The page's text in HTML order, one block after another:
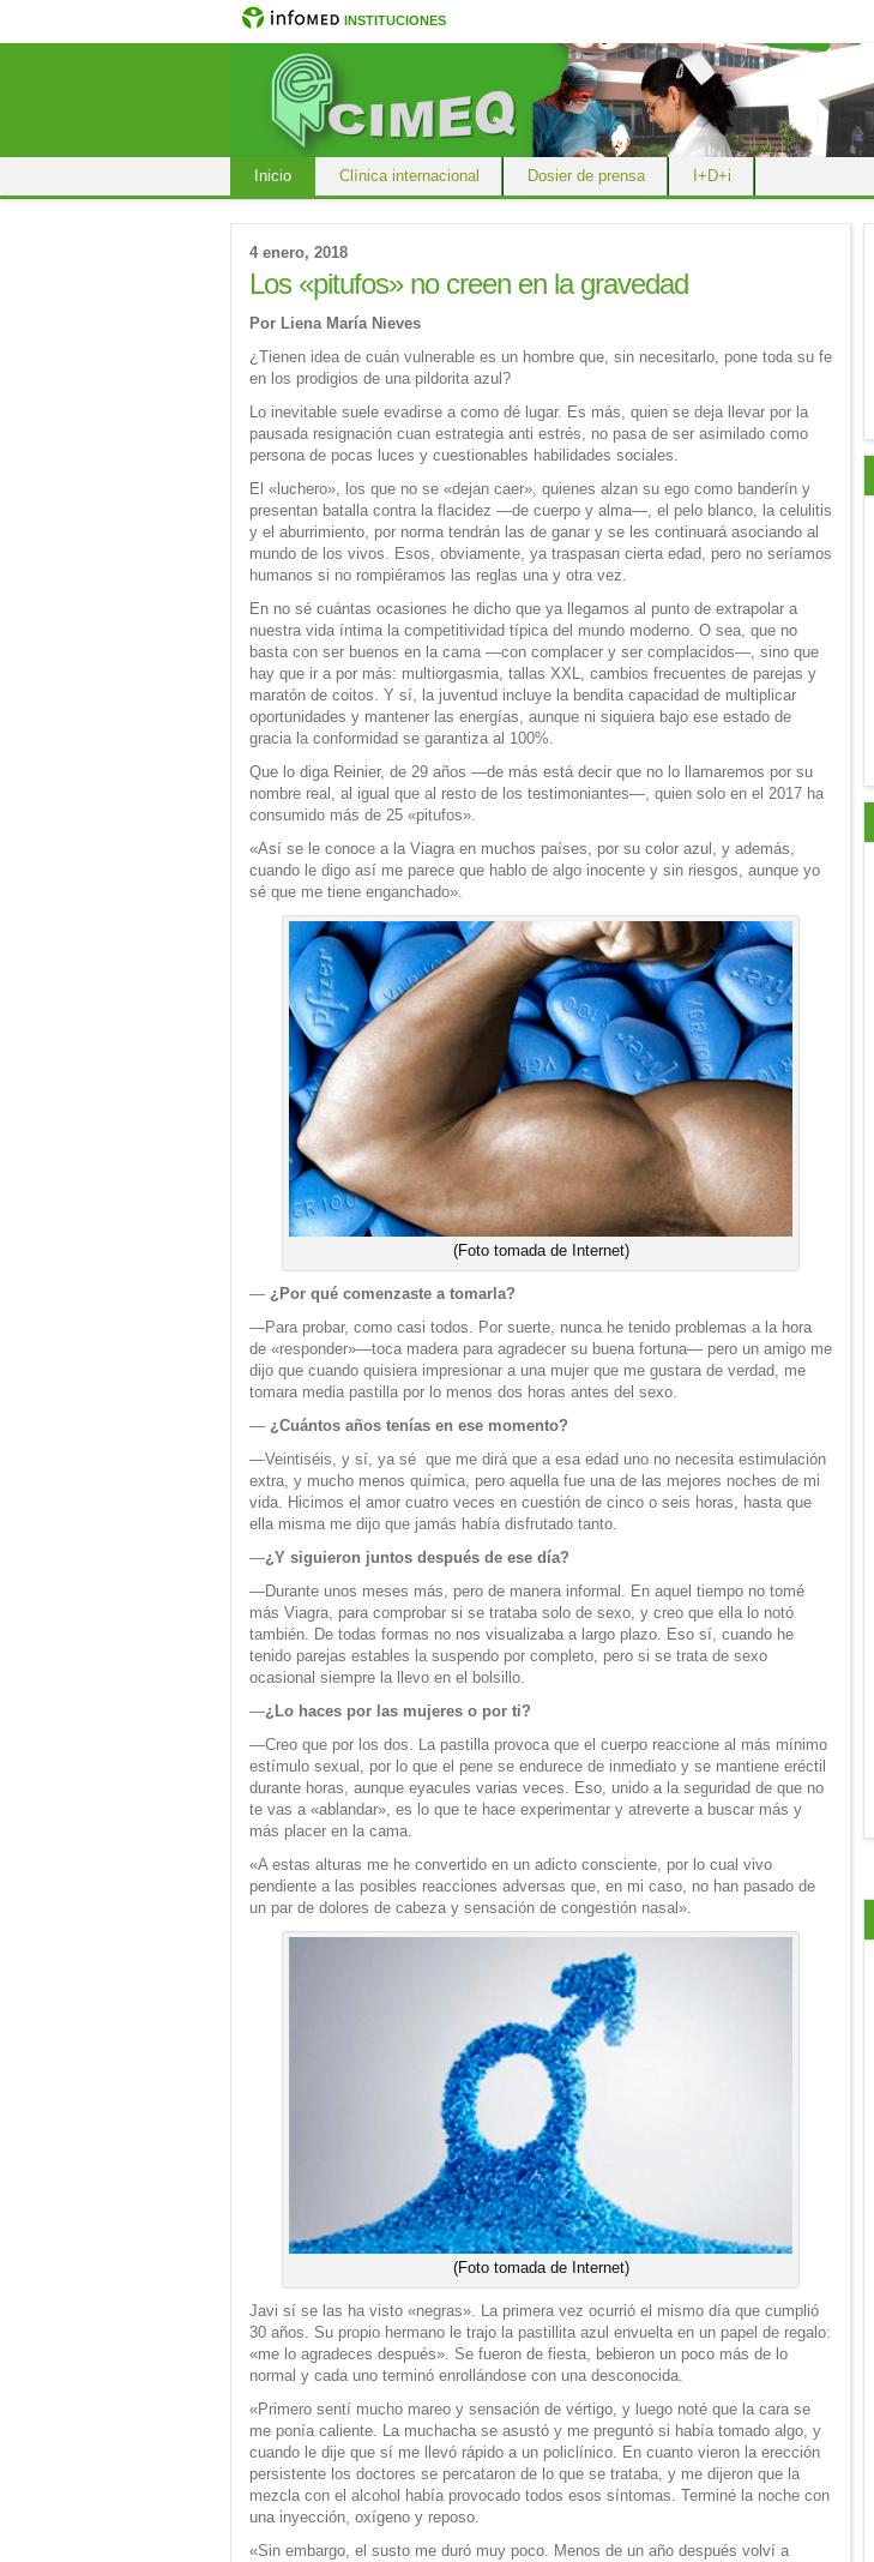
INSTITUCIONES
Inicio Clínica internacional Dosier de prensa I+D+i
4 enero, 2018
Los «pitufos» no creen en la gravedad
Por Liena María Nieves
¿Tienen idea de cuán vulnerable es un hombre que, sin necesitarlo, pone toda su fe
en los prodigios de una pildorita azul?
Lo inevitable suele evadirse a como dé lugar. Es más, quien se deja llevar por la
pausada resignación cuan estrategia anti estrés, no pasa de ser asimilado como
persona de pocas luces y cuestionables habilidades sociales.
El «luchero», los que no se «dejan caer», quienes alzan su ego como banderín y
presentan batalla contra la flacidez —de cuerpo y alma—, el pelo blanco, la celulitis
y el aburrimiento, por norma tendrán las de ganar y se les continuará asociando al
mundo de los vivos. Esos, obviamente, ya traspasan cierta edad, pero no seríamos
humanos si no rompiéramos las reglas una y otra vez.
En no sé cuántas ocasiones he dicho que ya llegamos al punto de extrapolar a
nuestra vida íntima la competitividad típica del mundo moderno. O sea, que no
basta con ser buenos en la cama —con complacer y ser complacidos—, sino que
hay que ir a por más: multiorgasmia, tallas XXL, cambios frecuentes de parejas y
maratón de coitos. Y sí, la juventud incluye la bendita capacidad de multiplicar
oportunidades y mantener las energías, aunque ni siquiera bajo ese estado de
gracia la conformidad se garantiza al 100%.
Que lo diga Reinier, de 29 años —de más está decir que no lo llamaremos por su
nombre real, al igual que al resto de los testimoniantes—, quien solo en el 2017 ha
consumido más de 25 «pitufos».
«Así se le conoce a la Viagra en muchos países, por su color azul, y además,
cuando le digo así me parece que hablo de algo inocente y sin riesgos, aunque yo
sé que me tiene enganchado».
(Foto tomada de Internet)
— ¿Por qué comenzaste a tomarla?
—Para probar, como casi todos. Por suerte, nunca he tenido problemas a la hora
de «responder»—toca madera para agradecer su buena fortuna— pero un amigo me
dijo que cuando quisiera impresionar a una mujer que me gustara de verdad, me
tomara media pastilla por lo menos dos horas antes del sexo.
— ¿Cuántos años tenías en ese momento?
—Veintiséis, y sí, ya sé que me dirá que a esa edad uno no necesita estimulación
extra, y mucho menos química, pero aquella fue una de las mejores noches de mi
vida. Hicimos el amor cuatro veces en cuestión de cinco o seis horas, hasta que
ella misma me dijo que jamás había disfrutado tanto.
—¿Y siguieron juntos después de ese día?
—Durante unos meses más, pero de manera informal. En aquel tiempo no tomé
más Viagra, para comprobar si se trataba solo de sexo, y creo que ella lo notó
también. De todas formas no nos visualizaba a largo plazo. Eso sí, cuando he
tenido parejas estables la suspendo por completo, pero si se trata de sexo
ocasional siempre la llevo en el bolsillo.
—¿Lo haces por las mujeres o por ti?
—Creo que por los dos. La pastilla provoca que el cuerpo reaccione al más mínimo
estímulo sexual, por lo que el pene se endurece de inmediato y se mantiene eréctil
durante horas, aunque eyacules varias veces. Eso, unido a la seguridad de que no
te vas a «ablandar», es lo que te hace experimentar y atreverte a buscar más y
más placer en la cama.
«A estas alturas me he convertido en un adicto consciente, por lo cual vivo
pendiente a las posibles reacciones adversas que, en mi caso, no han pasado de
un par de dolores de cabeza y sensación de congestión nasal».
(Foto tomada de Internet)
Javi sí se las ha visto «negras». La primera vez ocurrió el mismo día que cumplió
30 años. Su propio hermano le trajo la pastillita azul envuelta en un papel de regalo:
«me lo agradeces después». Se fueron de fiesta, bebieron un poco más de lo
normal y cada uno terminó enrollándose con una desconocida.
«Primero sentí mucho mareo y sensación de vértigo, y luego noté que la cara se
me ponía caliente. La muchacha se asustó y me preguntó si había tomado algo, y
cuando le dije que sí me llevó rápido a un policlínico. En cuanto vieron la erección
persistente los doctores se percataron de lo que se trataba, y me dijeron que la
mezcla con el alcohol había provocado todos esos síntomas. Terminé la noche con
una inyección, oxígeno y reposo.
«Sin embargo, el susto me duró muy poco. Menos de un año después volví a